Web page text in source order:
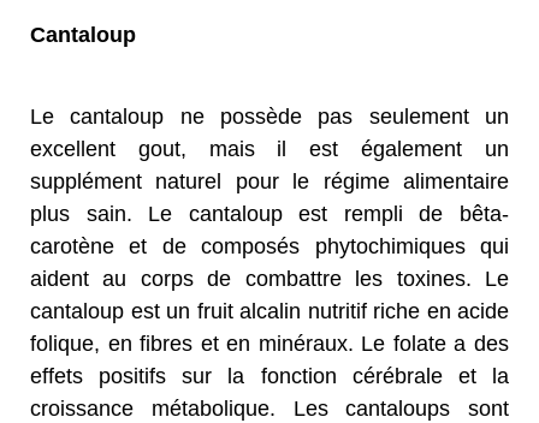
Cantaloup
Le cantaloup ne possède pas seulement un
excellent gout, mais il est également un
supplément naturel pour le régime alimentaire
plus sain. Le cantaloup est rempli de bêta-
carotène et de composés phytochimiques qui
aident au corps de combattre les toxines. Le
cantaloup est un fruit alcalin nutritif riche en acide
folique, en fibres et en minéraux. Le folate a des
effets positifs sur la fonction cérébrale et la
croissance métabolique. Les cantaloups sont